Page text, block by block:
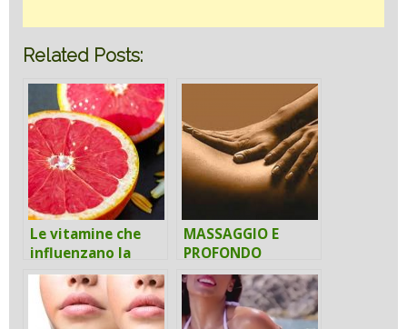
Related Posts:
Le vitamine che
influenzano la
pelle
MASSAGGIO E
PROFONDO
RILASSAMENTO